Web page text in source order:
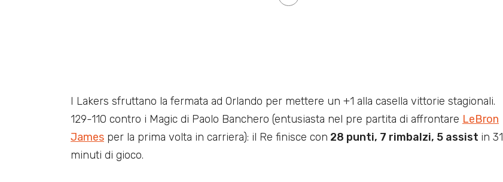
I Lakers sfruttano la fermata ad Orlando per mettere un +1 alla casella vittorie stagionali.
129-110 contro i Magic di Paolo Banchero (entusiasta nel pre partita di affrontare LeBron
James per la prima volta in carriera): il Re finisce con 28 punti, 7 rimbalzi, 5 assist in 31
minuti di gioco.